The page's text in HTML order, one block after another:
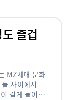
즐겁
MZ세대 문화
사이에서
길게 늘어서